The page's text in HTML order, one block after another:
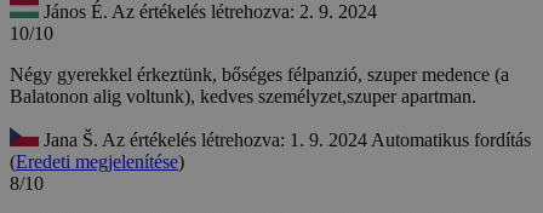
János É. Az értékelés létrehozva: 2. 9. 2024
10/10
Négy gyerekkel érkeztünk, bőséges félpanzió, szuper medence (a
Balatonon alig voltunk), kedves személyzet,szuper apartman.
Jana Š. Az értékelés létrehozva: 1. 9. 2024 Automatikus fordítás
(Eredeti megjelenítése)
8/10